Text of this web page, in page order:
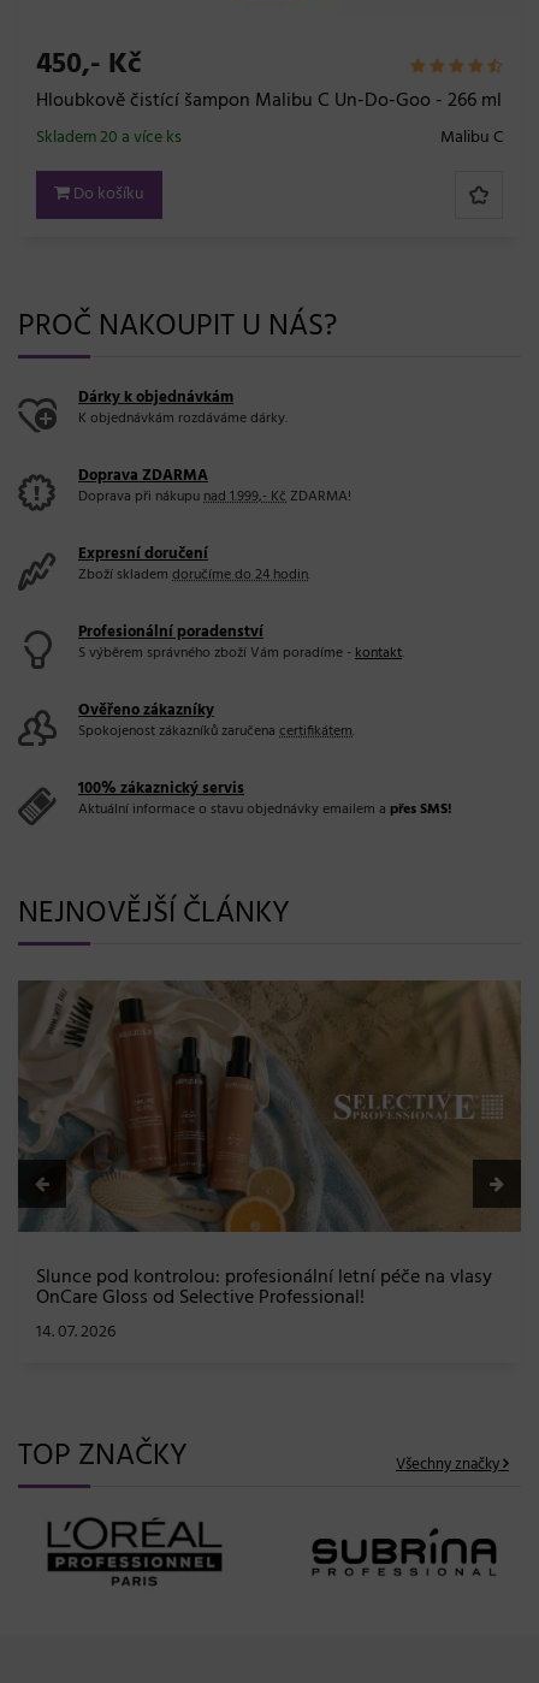
- 266 ml
Malibu C
PROČ NAKOUPIT U NÁS?
Dárky k objednávkám
K objednávkám rozdáváme dárky.
Doprava ZDARMA
Doprava při nákupunad 1.999,- KčZDARMA!
Expresní doručení
Zboží skladem doručíme do 24 hodin.
Profesionální poradenství
S výběrem správného zboží Vám poradíme -kontakt.
Ověřeno zákazníky
Spokojenost zákazníků zaručena certifikátem.
100% zákaznický servis
Aktuální informace o stavu objednávky emailem a přes SMS!
NEJNOVĚJŠÍ ČLÁNKY
BLONDME přichází s novou érou blond: lesk, glow efekt
a maximální péče bez kompromisů
08. 06. 2026
TOP ZNAČKY Všechny značky